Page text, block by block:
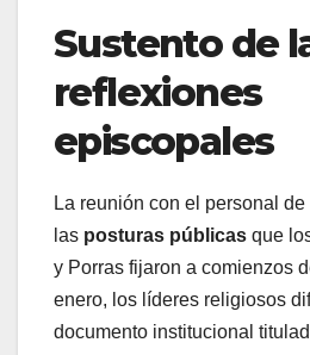
Sustento de
reflexiones
episcopales
La reunión con el personal
las posturas públicas que
y Porras fijaron a comienzos
enero, los líderes religiosos
documento institucional